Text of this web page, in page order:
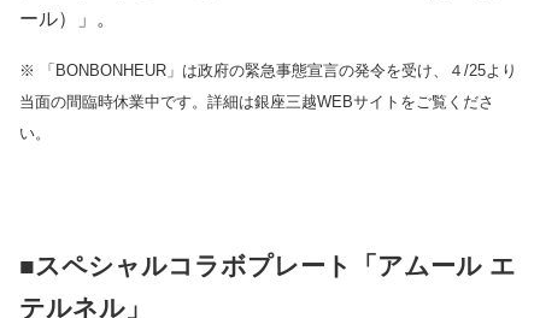
ール）」。
※ 「BONBONHEUR」は政府の緊急事態宣言の発令を受け、４/25より
当面の間臨時休業中です。​詳細は銀座三越WEBサイトをご覧くださ
い。
■スペシャルコラボプレート「アムール エ
テルネル」